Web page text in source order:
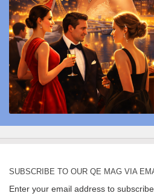
SUBSCRIBE TO OUR QE MAG VIA
Enter your email address to